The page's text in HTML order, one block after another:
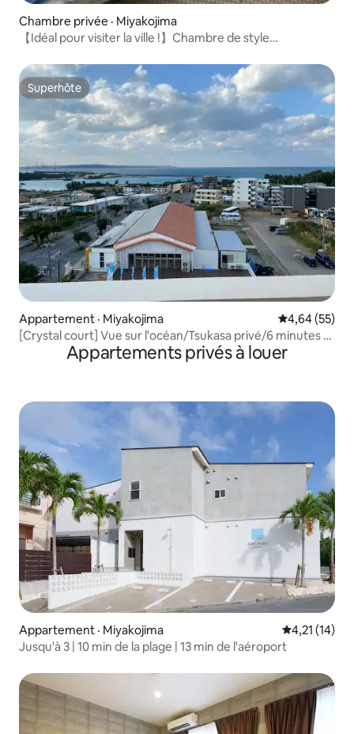
Chambre privée · Miyakojima
【Idéal pour visiter la ville !】Chambre de style
Superhôte
Superhôte
Appartement · Miyakojima Note
4,64 (55)
[Crystal court] Vue sur l'océan/Tsukasa privé/6 minutes à
pied de la plage/2 lits simples/avec parking et sèche-
Appartements privés à louer
Appartement · Miyakojima Note
4,21 (14)
Jusqu'à 3 | 10 min de la plage | 13 min de l'aéroport